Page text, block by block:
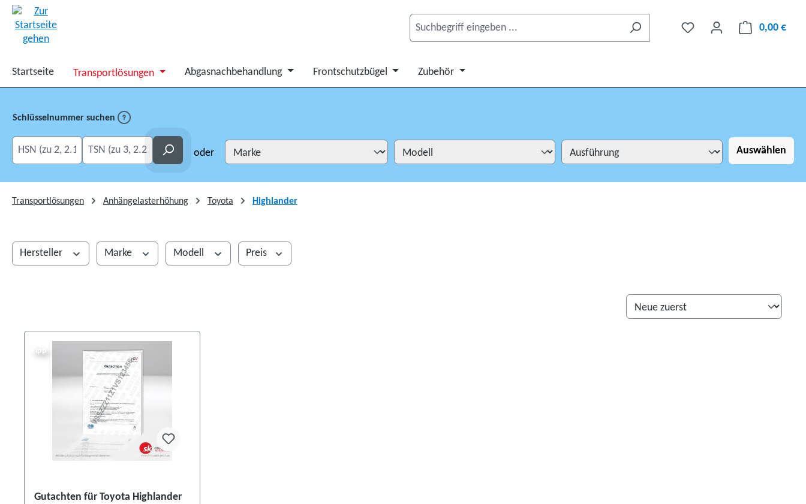
0,00 €
Startseite Transportlösungen Abgasnachbehandlung Frontschutzbügel Zubehör
Schlüsselnummer suchen
HSN eingeben
TSN eingeben Suchen oder Auswählen
Transportlösungen Anhängelasterhöhung Toyota Highlander
Hersteller Marke Modell Preis
Tipp
Gutachten für Toyota Highlander